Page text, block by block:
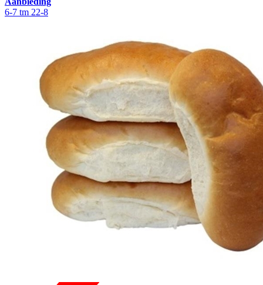
6-7 tm 22-8